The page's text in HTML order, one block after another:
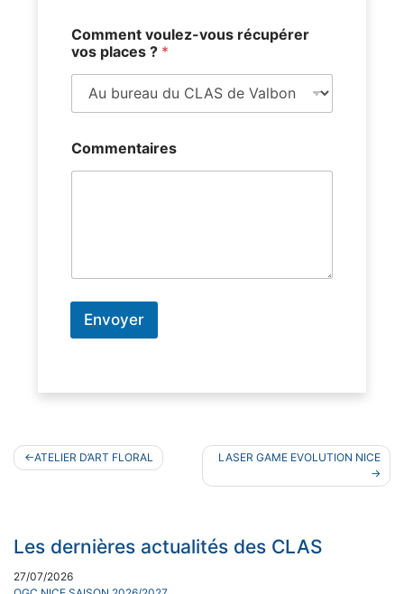
Comment voulez-vous récupérer
vos places ? *
Commentaires
Envoyer
Navigation
de
ATELIER D’ART FLORAL LASER GAME EVOLUTION NICE
Les dernières actualités des CLAS
27/07/2026